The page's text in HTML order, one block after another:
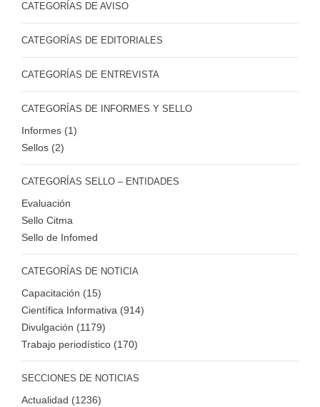
CATEGORÍAS DE AVISO
CATEGORÍAS DE EDITORIALES
CATEGORÍAS DE ENTREVISTA
CATEGORÍAS DE INFORMES Y SELLO
Informes (1)
Sellos (2)
CATEGORÍAS SELLO – ENTIDADES
Evaluación
Sello Citma
Sello de Infomed
CATEGORÍAS DE NOTICIA
Capacitación (15)
Científica Informativa (914)
Divulgación (1179)
Trabajo periodístico (170)
SECCIONES DE NOTICIAS
Actualidad (1236)